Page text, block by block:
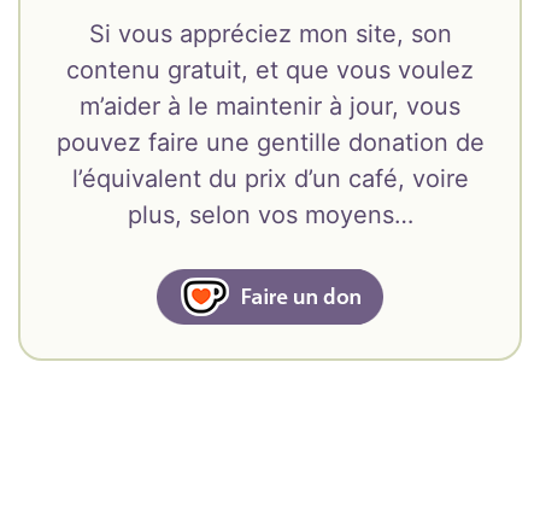
Si vous appréciez mon site, son
contenu gratuit, et que vous voulez
m’aider à le maintenir à jour, vous
pouvez faire une gentille donation de
l’équivalent du prix d’un café, voire
plus, selon vos moyens…